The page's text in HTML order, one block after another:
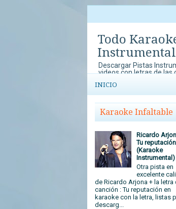
Todo
Descargar Pistas
videos con letras de las
con concursos de
tu arte y talento al
INICIO
Karaoke Infaltable
Ricardo
Tu reputación
(Karaoke
Instrumental)
Otra pista en
excelente
de Ricardo Arjona + la letra
canción : Tu reputación en
karaoke con la letra, listas
descarg...